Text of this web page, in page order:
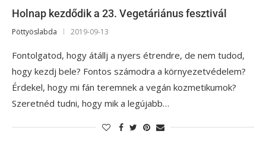
Holnap kezdődik a 23. Vegetáriánus fesztivál
Pöttyöslabda 2019-09-13
Fontolgatod, hogy átállj a nyers étrendre, de nem tudod,
hogy kezdj bele? Fontos számodra a környezetvédelem?
Érdekel, hogy mi fán teremnek a vegán kozmetikumok?
Szeretnéd tudni, hogy mik a legújabb…